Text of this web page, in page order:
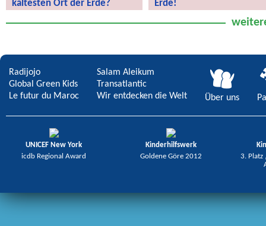
kältesten Ort der Erde?
der Erde?
Erde!
Radijojo
Global Green Kids
Le futur du Maroc
Salam Aleikum
Transatlantic
Wir entdecken die Welt
Über uns
UNICEF New York
icdb Regional Award
Kinderhilfswerk
Goldene Göre 2012
3. Platz